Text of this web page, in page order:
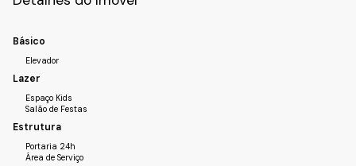
Básico
Elevador
Lazer
Espaço Kids
Salão de Festas
Estrutura
Portaria 24h
Área de Serviço